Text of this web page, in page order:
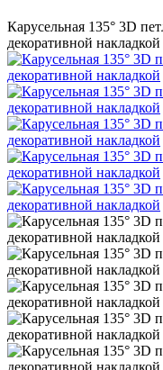
Карусельная 135° 3D
декоративной накладкой